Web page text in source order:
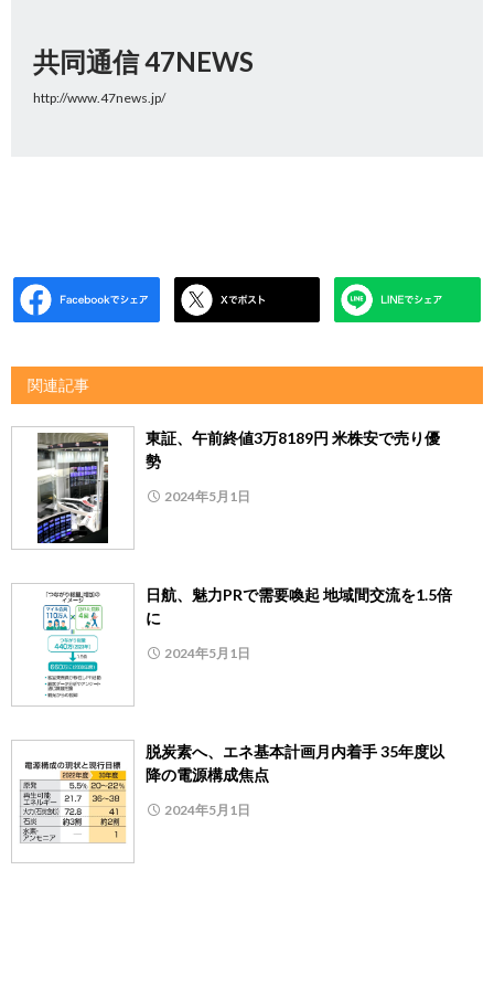
共同通信 47NEWS
http://www.47news.jp/
関連記事
東証、午前終値3万8189円 米株安で売り優
勢
2024年5月1日
日航、魅力PRで需要喚起 地域間交流を1.5倍
に
2024年5月1日
脱炭素へ、エネ基本計画月内着手 35年度以
降の電源構成焦点
2024年5月1日